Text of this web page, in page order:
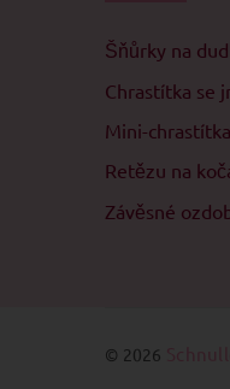
Šňůrky na
Chrastítka se
Mini-
Retězu na
Závěsné
© 2026